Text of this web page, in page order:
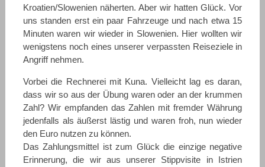
Kroatien/Slowenien näherten. Aber wir hatten Glück. Vor
uns standen erst ein paar Fahrzeuge und nach etwa 15
Minuten waren wir wieder in Slowenien. Hier wollten wir
wenigstens noch eines unserer verpassten Reiseziele in
Angriff nehmen.
Vorbei die Rechnerei mit Kuna. Vielleicht lag es daran,
dass wir so aus der Übung waren oder an der krummen
Zahl? Wir empfanden das Zahlen mit fremder Währung
jedenfalls als äußerst lästig und waren froh, nun wieder
den Euro nutzen zu können.
Das Zahlungsmittel ist zum Glück die einzige negative
Erinnerung, die wir aus unserer Stippvisite in Istrien